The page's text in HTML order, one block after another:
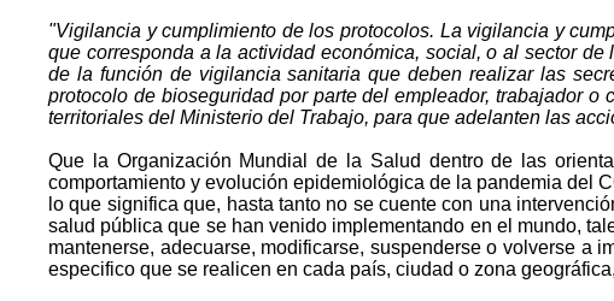
"Vigilancia y cumplimiento de los protocolos. La vigilancia y
que corresponda a la actividad económica, social, o al sector
de la función de vigilancia sanitaria que deben realizar las
protocolo de bioseguridad por parte del empleador, trabajador
territoriales del Ministerio del Trabajo, para que adelanten las
Que la Organización Mundial de la Salud dentro de las
comportamiento y evolución epidemiológica de la pandemia del
lo que significa que, hasta tanto no se cuente con una
salud pública que se han venido implementando en el mundo,
mantenerse, adecuarse, modificarse, suspenderse o volverse a
especifico que se realicen en cada país, ciudad o zona